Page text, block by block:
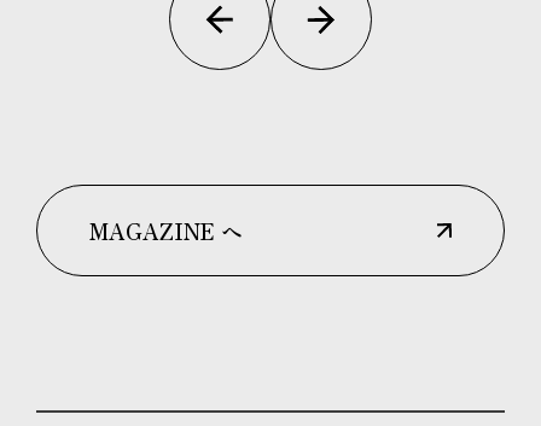
MAGAZINE へ